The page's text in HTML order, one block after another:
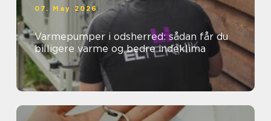
07. May 2026
Varmepumper i odsherred: sådan får du
billigere varme og bedre indeklima